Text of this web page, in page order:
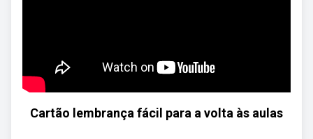
Cartão lembrança fácil para a volta às aulas